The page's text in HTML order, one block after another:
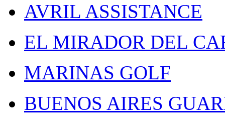
AVRIL ASSISTANCE
EL MIRADOR DEL
MARINAS GOLF
BUENOS AIRES